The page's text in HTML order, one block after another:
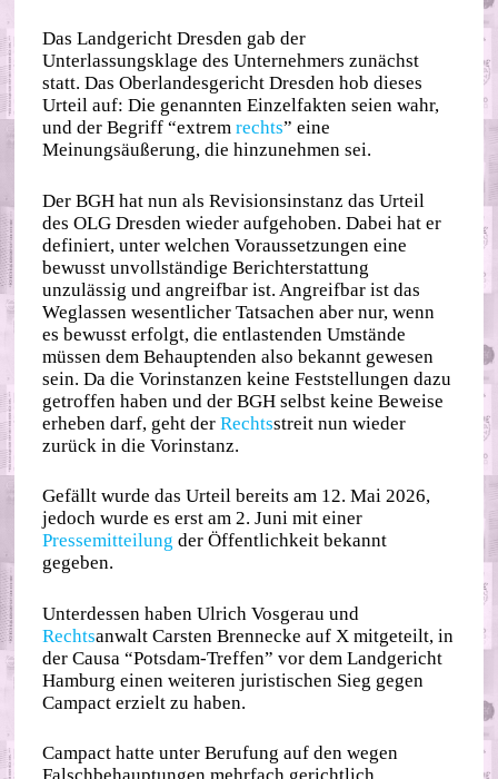
Das Landgericht Dresden gab der
Unterlassungsklage des Unternehmers zunächst
statt. Das Oberlandesgericht Dresden hob dieses
Urteil auf: Die genannten Einzelfakten seien wahr,
und der Begriff “extremrechts” eine
Meinungsäußerung, die hinzunehmen sei.
Der BGH hat nun als Revisionsinstanz das Urteil
des OLG Dresden wieder aufgehoben. Dabei hat er
definiert, unter welchen Voraussetzungen eine
bewusst unvollständige Berichterstattung
unzulässig und angreifbar ist. Angreifbar ist das
Weglassen wesentlicher Tatsachen aber nur, wenn
es bewusst erfolgt, die entlastenden Umstände
müssen dem Behauptenden also bekannt gewesen
sein. Da die Vorinstanzen keine Feststellungen dazu
getroffen haben und der BGH selbst keine Beweise
erheben darf, geht derRechtsstreit nun wieder
zurück in die Vorinstanz.
Gefällt wurde das Urteil bereits am 12. Mai 2026,
jedoch wurde es erst am 2. Juni mit einer
Pressemitteilung der Öffentlichkeit bekannt
gegeben.
Unterdessen haben Ulrich Vosgerau und
Rechtsanwalt Carsten Brennecke auf X mitgeteilt, in
der Causa “Potsdam-Treffen” vor dem Landgericht
Hamburg einen weiteren juristischen Sieg gegen
Campact erzielt zu haben.
Campact hatte unter Berufung auf den wegen